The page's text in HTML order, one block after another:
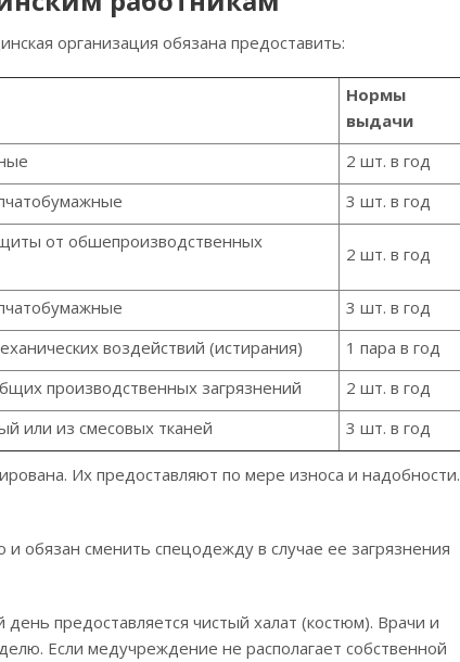
организация обязана предоставить:
Нормы
выдачи
2 шт. в год
3 шт. в год
от обшепроизводственных
2 шт. в год
3 шт. в год
воздействий (истирания)
1 пара в год
производственных загрязнений
2 шт. в год
или из смесовых тканей 3 шт. в год
Их предоставляют по мере износа и надобности.
обязан сменить спецодежду в случае ее загрязнения
предоставляется чистый халат (костюм). Врачи и
Если медучреждение не располагает собственной